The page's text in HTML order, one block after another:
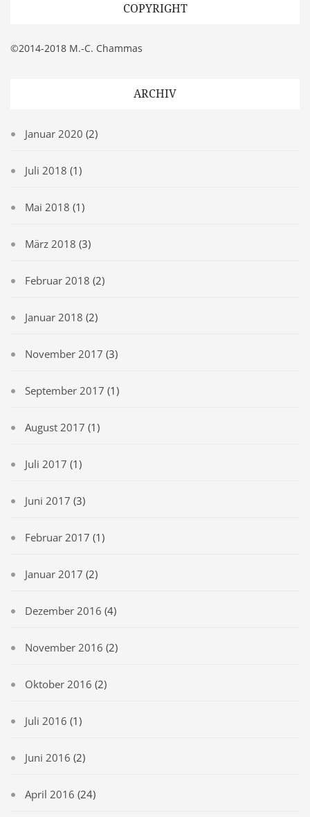
COPYRIGHT
©2014-2018 M.-C. Chammas
ARCHIV
Januar 2020 (2)
Juli 2018 (1)
Mai 2018 (1)
März 2018 (3)
Februar 2018 (2)
Januar 2018 (2)
November 2017 (3)
September 2017 (1)
August 2017 (1)
Juli 2017 (1)
Juni 2017 (3)
Februar 2017 (1)
Januar 2017 (2)
Dezember 2016 (4)
November 2016 (2)
Oktober 2016 (2)
Juli 2016 (1)
Juni 2016 (2)
April 2016 (24)